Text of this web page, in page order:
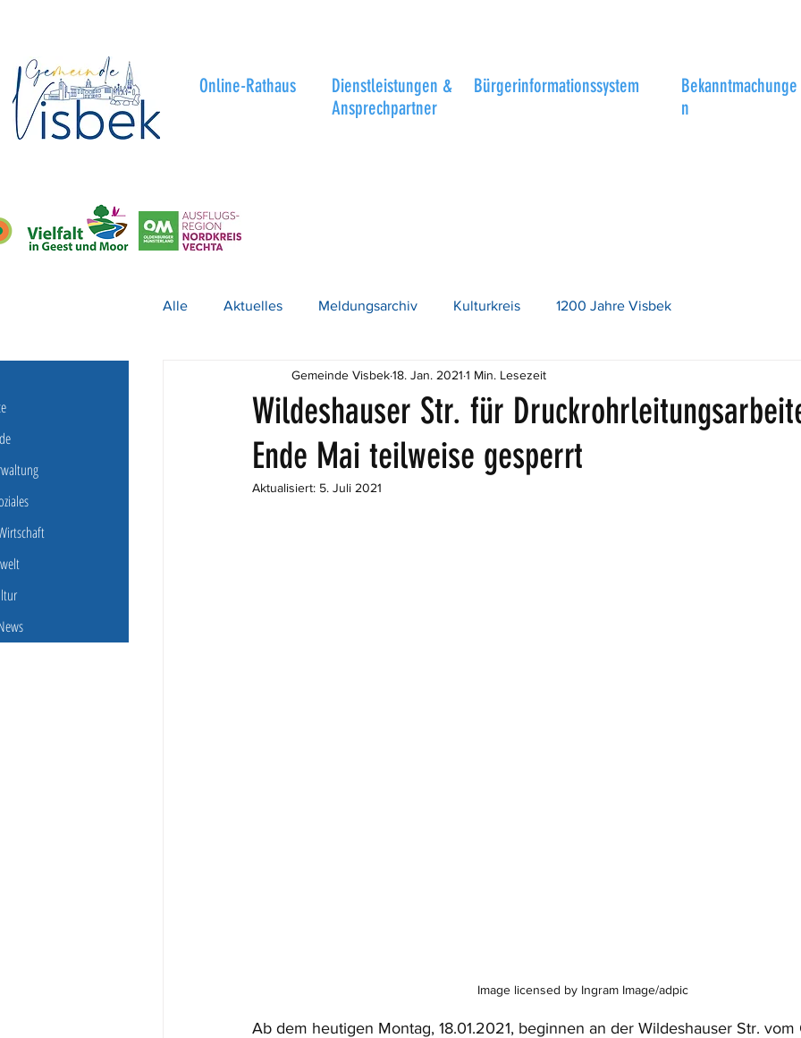
Online-Rathaus
Dienstleistungen &
Ansprechpartner
Bürgerinformationssystem
Bekanntmachunge
n
Alle Aktuelles Meldungsarchiv Kulturkreis 1200 Jahre Visbek
Wildeshauser Str. für
Ende Mai teilweise gesperrt
Gemeinde Visbek18. Jan. 2021 1 Min. Lesezeit
Aktualisiert: 5. Juli 2021
Image licensed by Ingram Image/adpic
Ab dem heutigen Montag, 18.01.2021, beginnen an der Wildeshauser Str.